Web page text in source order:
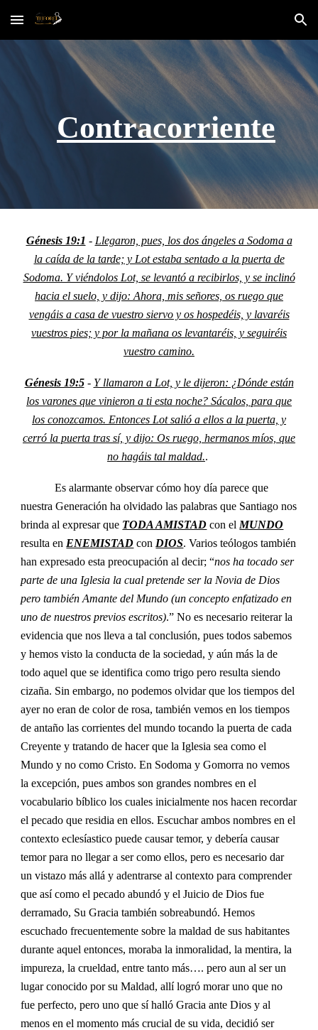
Skip to main content Skip to navigation
Contracorriente
Génesis 19:1 - Llegaron, pues, los dos ángeles a Sodoma a
la caída de la tarde; y Lot estaba sentado a la puerta de
Sodoma. Y viéndolos Lot, se levantó a recibirlos, y se inclinó
hacia el suelo, y dijo: Ahora, mis señores, os ruego que
vengáis a casa de vuestro siervo y os hospedéis, y lavaréis
vuestros pies; y por la mañana os levantaréis, y seguiréis
vuestro camino.
Génesis 19:5- Y llamaron a Lot, y le dijeron: ¿Dónde están
los varones que vinieron a ti esta noche? Sácalos, para que
los conozcamos. Entonces Lot salió a ellos a la puerta, y
cerró la puerta tras sí, y dijo: Os ruego, hermanos míos, que
no hagáis tal maldad..
Es alarmante observar cómo hoy día parece que
nuestra Generación ha olvidado las palabras que Santiago nos
brinda al expresar que TODA AMISTAD con el MUNDO
resulta en ENEMISTAD con DIOS. Varios teólogos también
han expresado esta preocupación al decir; “nos ha tocado ser
parte de una Iglesia la cual pretende ser la Novia de Dios
pero también Amante del Mundo (un concepto enfatizado en
uno de nuestros previos escritos).” No es necesario reiterar la
evidencia que nos lleva a tal conclusión, pues todos sabemos
y hemos visto la conducta de la sociedad, y aún más la de
todo aquel que se identifica como trigo pero resulta siendo
cizaña. Sin embargo, no podemos olvidar que los tiempos del
ayer no eran de color de rosa, también vemos en los tiempos
de antaño las corrientes del mundo tocando la puerta de cada
Creyente y tratando de hacer que la Iglesia sea como el
Mundo y no como Cristo. En Sodoma y Gomorra no vemos
la excepción, pues ambos son grandes nombres en el
vocabulario bíblico los cuales inicialmente nos hacen recordar
el pecado que residia en ellos. Escuchar ambos nombres en el
contexto eclesíastico puede causar temor, y debería causar
temor para no llegar a ser como ellos, pero es necesario dar
un vistazo más allá y adentrarse al contexto para comprender
que así como el pecado abundó y el Juicio de Dios fue
derramado, Su Gracia también sobreabundó. Hemos
escuchado frecuentemente sobre la maldad de sus habitantes
durante aquel entonces, moraba la inmoralidad, la mentira, la
impureza, la crueldad, entre tanto más…. pero aun al ser un
lugar conocido por su Maldad, allí logró morar uno que no
fue perfecto, pero uno que sí halló Gracia ante Dios y al
menos en el momento más crucial de su vida, decidió ser